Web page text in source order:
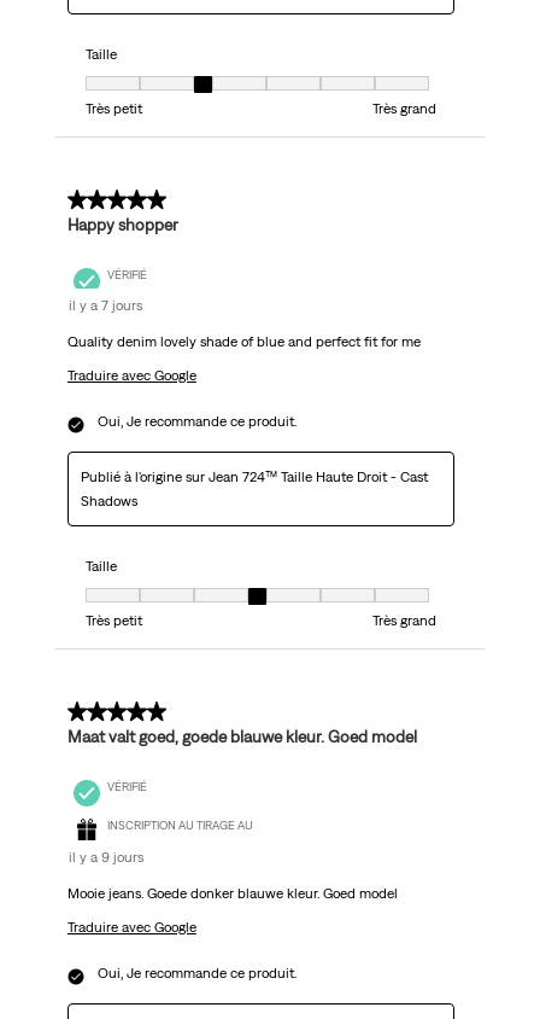
Taille
Taille, 3 sur 7, où 1 est égal à Très petit et 7 est égal à Très grand
Très petit
Très grand
5 sur 5 étoiles.
Happy shopper
VÉRIFIÉ
il y a 7 jours
Quality denim lovely shade of blue and perfect fit for me
Traduire avec Google
Oui, Je recommande ce produit.
Publié à l'origine sur Jean 724™ Taille Haute Droit - Cast
Shadows
Taille
Taille, 4 sur 7, où 1 est égal à Très petit et 7 est égal à Très grand
Très petit
Très grand
5 sur 5 étoiles.
Maat valt goed, goede blauwe kleur. Goed model
VÉRIFIÉ
INSCRIPTION AU TIRAGE AU
il y a 9 jours
Mooie jeans. Goede donker blauwe kleur. Goed model
Traduire avec Google
Oui, Je recommande ce produit.